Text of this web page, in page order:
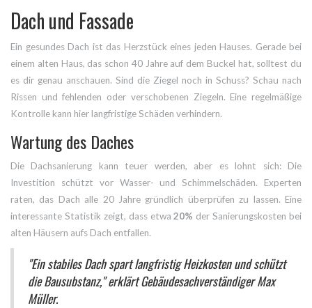
Dach und Fassade
Ein gesundes Dach ist das Herzstück eines jeden Hauses. Gerade bei
einem alten Haus, das schon 40 Jahre auf dem Buckel hat, solltest du
es dir genau anschauen. Sind die Ziegel noch in Schuss? Schau nach
Rissen und fehlenden oder verschobenen Ziegeln. Eine regelmäßige
Kontrolle kann hier langfristige Schäden verhindern.
Wartung des Daches
Die Dachsanierung kann teuer werden, aber es lohnt sich: Die
Investition schützt vor Wasser- und Schimmelschäden. Experten
raten, das Dach alle 20 Jahre gründlich überprüfen zu lassen. Eine
interessante Statistik zeigt, dass etwa20% der Sanierungskosten bei
alten Häusern aufs Dach entfallen.
"Ein stabiles Dach spart langfristig Heizkosten und schützt
die Bausubstanz," erklärt Gebäudesachverständiger Max
Müller.